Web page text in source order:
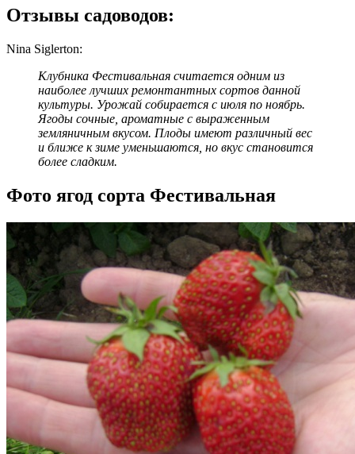
Отзывы садоводов:
Nina Siglerton:
Клубника Фестивальная считается одним из
наиболее лучших ремонтантных сортов данной
культуры. Урожай собирается с июля по ноябрь.
Ягоды сочные, ароматные с выраженным
земляничным вкусом. Плоды имеют различный вес
и ближе к зиме уменьшаются, но вкус становится
более сладким.
Фото ягод сорта Фестивальная